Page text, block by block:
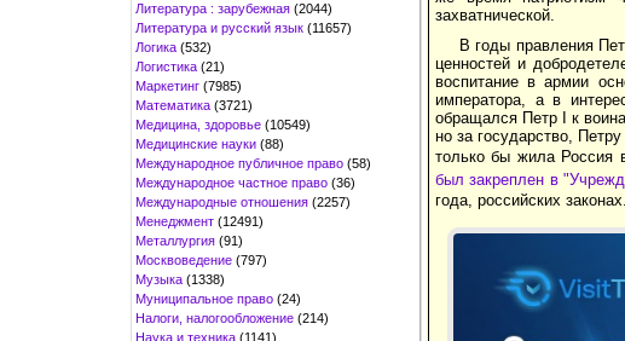
Литература : зарубежная (2044)
Литература и русский язык (11657)
Логика (532)
Логистика (21)
Маркетинг (7985)
Математика (3721)
Медицина, здоровье (10549)
Медицинские науки (88)
Международное публичное право (58)
Международное частное право (36)
Международные отношения (2257)
Менеджмент (12491)
Металлургия (91)
Москвоведение (797)
Музыка (1338)
Муниципальное право (24)
Налоги, налогообложение (214)
Наука и техника (1141)
захватнической.
В годы правления
ценностей и
воспитание в армии
императора, а в
обращался Петр I к
но за государство,
только бы жила Россия
был закреплен в
года, российских законах.